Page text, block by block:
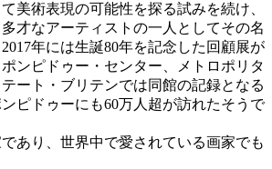
美術表現の可能性を探る試みを続け、
才なアーティストの一人としてその名
年には生誕80年を記念した回顧展が
ンピドゥー・センター、メトロポリタ
ート・ブリテンでは同館の記録となる
ピドゥーにも60万人超が訪れたそうで
あり、世界中で愛されている画家でも